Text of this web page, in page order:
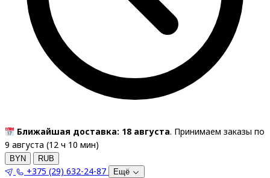
Ближайшая доставка: 18 августа. Принимаем заказы по
9 августа (12 ч 10 мин)
BYN RUB
+375 (29) 632-24-87 Ещё